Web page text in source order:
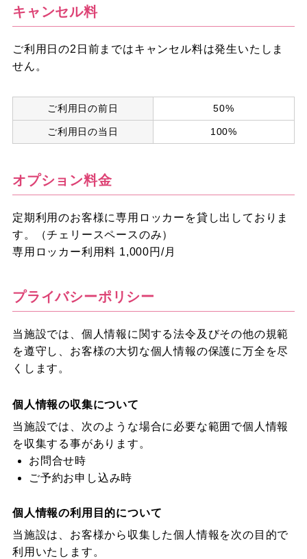
キャンセル料
ご利用日の2日前まではキャンセル料は発生いたしま
せん。
ご利用日の前日 50%
ご利用日の当日 100%
オプション料金
定期利用のお客様に専用ロッカーを貸し出しておりま
す。（チェリースペースのみ）
専用ロッカー利用料 1,000円/月
プライバシーポリシー
当施設では、個人情報に関する法令及びその他の規範
を遵守し、お客様の大切な個人情報の保護に万全を尽
くします。
個人情報の収集について
当施設では、次のような場合に必要な範囲で個人情報
を収集する事があります。
お問合せ時
ご予約お申し込み時
個人情報の利用目的について
当施設は、お客様から収集した個人情報を次の目的で
利用いたします。